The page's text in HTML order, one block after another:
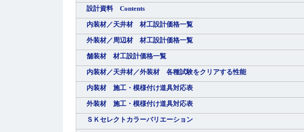
設計資料 Contents
内装材／天井材 材工設計価格一覧
外装材／周辺材 材工設計価格一覧
舗装材 材工設計価格一覧
内装材／天井材／外装材 各種試験をクリアする性能
内装材 施工・模様付け道具対応表
外装材 施工・模様付け道具対応表
ＳＫセレクトカラーバリエーション